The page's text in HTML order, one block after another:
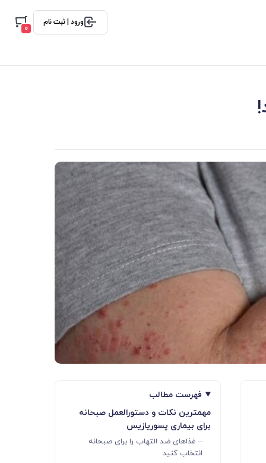
ورود | ثبت نام
0
فهرست مطالب
مهمترین نکات و دستورالعمل صبحانه
برای بیماری پسوریازیس
غذاهای ضد التهاب را برای صبحانه
انتخاب کنید